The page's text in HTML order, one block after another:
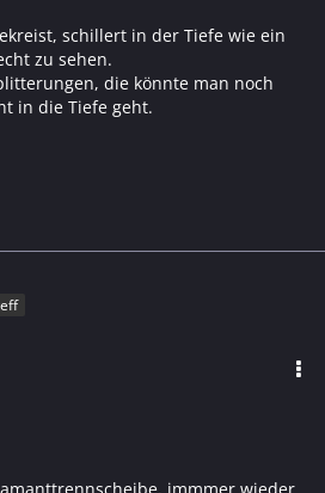
schillert in der Tiefe wie ein
zu sehen.
die könnte man noch
in die Tiefe geht.